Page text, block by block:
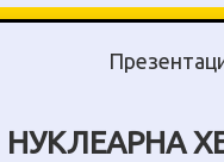
НУКЛЕАРНА